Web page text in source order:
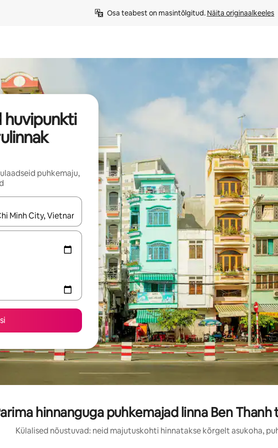
Osa teabest on masintõlgitud. Näita originaalkeeles
huvipunkti
puhkemaju,
ekraanil nooleklahvidega või puuduta või tõmba mööda ekraani.
hinnanguga puhkemajad linna Ben
Külalised nõustuvad: neid majutuskohti hinnatakse kõrgelt asukoha,